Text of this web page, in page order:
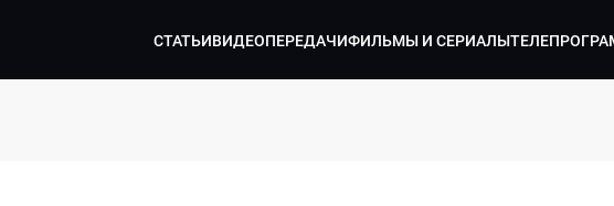
СТАТЬИВИДЕОПЕРЕДАЧИФИЛЬМЫ И СЕРИАЛЫ